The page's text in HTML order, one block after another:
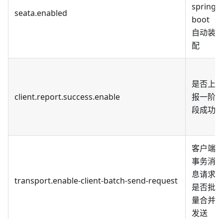
seata.enabled
spring-
boot
自动装
配
client.report.success.enable
是否上
报一阶
段成功
transport.enable-client-batch-send-request
客户端
事务消
息请求
是否批
量合并
发送